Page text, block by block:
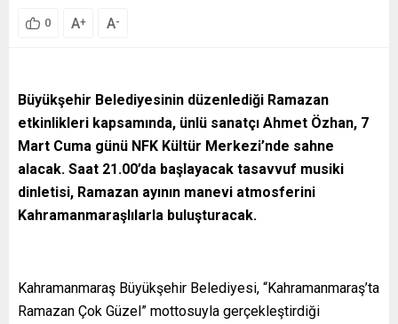
0 A+ A-
Büyükşehir Belediyesinin düzenlediği Ramazan
etkinlikleri kapsamında, ünlü sanatçı Ahmet Özhan, 7
Mart Cuma günü NFK Kültür Merkezi’nde sahne
alacak. Saat 21.00’da başlayacak tasavvuf musiki
dinletisi, Ramazan ayının manevi atmosferini
Kahramanmaraşlılarla buluşturacak.
Kahramanmaraş Büyükşehir Belediyesi, “Kahramanmaraş’ta
Ramazan Çok Güzel” mottosuyla gerçekleştirdiği